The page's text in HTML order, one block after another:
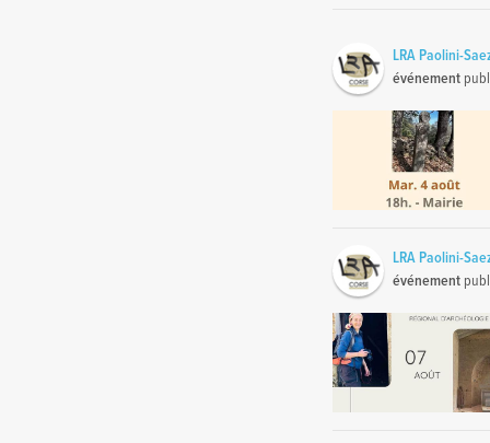
LRA Paolini-
événement
LRA Paolini-
événement